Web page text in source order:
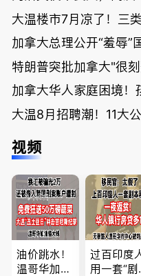
大温楼市7月凉了！三
加拿大总理公开“羞辱”
特朗普突批加拿大"很
加拿大华人家庭困境！
大温8月招聘潮！11大
视频
油价跳水！
温哥华加油
过百印度
用一套“剧